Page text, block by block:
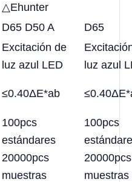
△Ehunter
D65 D50 A
D65
Excitación de
luz azul LED
luz azul
≤0.40ΔE*ab
100pcs
estándares
20000pcs
muestras
100pcs
20000pcs
muestras